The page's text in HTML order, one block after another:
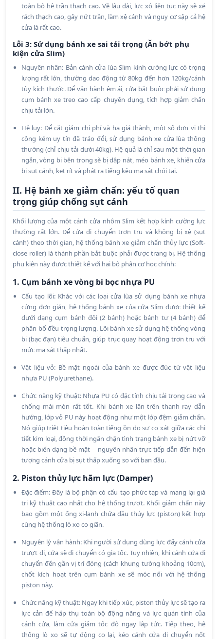
toàn bộ hệ trần thạch cao. Về lâu dài, lực xô liên tục này sẽ xé
rách thạch cao, gây nứt trần, làm xệ cánh và nguy cơ sập cả hệ
cửa là rất cao.
Lỗi 3: Sử dụng bánh xe sai tải trọng (Ăn bớt phụ
kiện cửa Slim)
Nguyên nhân: Bản cánh cửa lùa Slim kính cường lực có trọng
lượng rất lớn, thường dao động từ 80kg đến hơn 120kg/cánh
tùy kích thước. Để vận hành êm ái, cửa bắt buộc phải sử dụng
cụm bánh xe treo cao cấp chuyên dụng, tích hợp giảm chấn
chịu tải lớn.
Hệ lụy: Để cắt giảm chi phí và hạ giá thành, một số đơn vị thi
công kém uy tín đã tráo đổi, sử dụng bánh xe cửa lùa thông
thường (chỉ chịu tải dưới 40kg). Hệ quả là chỉ sau một thời gian
ngắn, vòng bi bên trong sẽ bị dập nát, méo bánh xe, khiến cửa
bị sụt cánh, kẹt rít và phát ra tiếng kêu ma sát chói tai.
II. Hệ bánh xe giảm chấn: yếu tố quan
trọng giúp chống sụt cánh
Khối lượng của một cánh cửa nhôm Slim kết hợp kính cường lực
thường rất lớn. Để cửa di chuyển trơn tru và không bị xệ (sụt
cánh) theo thời gian, hệ thống bánh xe giảm chấn thủy lực (Soft-
close roller) là thành phần bắt buộc phải được trang bị. Hệ thống
phụ kiện này được thiết kế với hai bộ phận cơ học chính:
1. Cụm bánh xe vòng bi bọc nhựa PU
Cấu tạo lõi: Khác với các loại cửa lùa sử dụng bánh xe nhựa
cứng đơn giản, hệ thống bánh xe của cửa Slim được thiết kế
dưới dạng cụm bánh đôi (2 bánh) hoặc bánh tư (4 bánh) để
phân bổ đều trọng lượng. Lõi bánh xe sử dụng hệ thống vòng
bi (bạc đạn) tiêu chuẩn, giúp trục quay hoạt động trơn tru với
mức ma sát thấp nhất.
Vật liệu vỏ: Bề mặt ngoài của bánh xe được đúc từ vật liệu
nhựa PU (Polyurethane).
Chức năng kỹ thuật: Nhựa PU có đặc tính chịu tải trọng cao và
chống mài mòn rất tốt. Khi bánh xe lăn trên thanh ray dẫn
hướng, lớp vỏ PU này hoạt động như một lớp đệm giảm chấn.
Nó giúp triệt tiêu hoàn toàn tiếng ồn do sự cọ xát giữa các chi
tiết kim loại, đồng thời ngăn chặn tình trạng bánh xe bị nứt vỡ
hoặc biến dạng bề mặt – nguyên nhân trực tiếp dẫn đến hiện
tượng cánh cửa bị sụt thấp xuống so với ban đầu.
2. Piston thủy lực hãm lực (Damper)
Đặc điểm: Đây là bộ phận có cấu tạo phức tạp và mang lại giá
trị kỹ thuật cao nhất cho hệ thống trượt. Khối giảm chấn này
bao gồm một ống xi-lanh chứa dầu thủy lực (piston) kết hợp
cùng hệ thống lò xo co giãn.
Nguyên lý vận hành: Khi người sử dụng dùng lực đẩy cánh cửa
trượt đi, cửa sẽ di chuyển có gia tốc. Tuy nhiên, khi cánh cửa di
chuyển đến gần vị trí đóng (cách khung tường khoảng 10cm),
chốt kích hoạt trên cụm bánh xe sẽ móc nối với hệ thống
piston này.
Chức năng kỹ thuật: Ngay khi tiếp xúc, piston thủy lực sẽ tạo ra
lực cản để hấp thụ toàn bộ động năng và lực quán tính của
cánh cửa, làm cửa giảm tốc độ ngay lập tức. Tiếp theo, hệ
thống lò xo sẽ tự động co lại, kéo cánh cửa di chuyển nốt